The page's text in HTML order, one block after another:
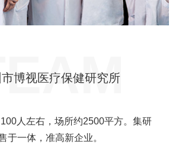
市博视医疗保健研究所
人左右，场所约2500平方。集研
于一体，准高新企业。